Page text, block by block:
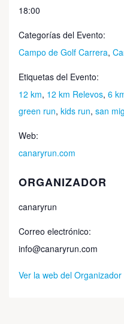
18:00
Categorías del Evento:
Campo de Golf Carrera,
Etiquetas del Evento:
12 km, 12 km Relevos, 6
green run, kids run, san
Web:
canaryrun.com
ORGANIZADOR
canaryrun
Correo electrónico:
info@canaryrun.com
Ver la web del Organizador